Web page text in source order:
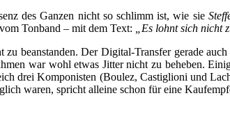
des Ganzen nicht so schlimm ist, wie sie
Tonband – mit dem Text:
„Es lohnt sich nicht
beanstanden. Der Digital-Transfer gerade
war wohl etwas Jitter nicht zu beheben.
drei Komponisten (Boulez, Castiglioni und
waren, spricht alleine schon für eine